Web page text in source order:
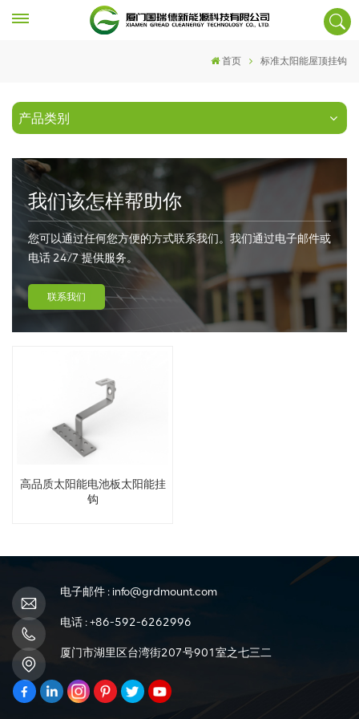
首页 标准太阳能屋顶挂钩
产品类别
我们该怎样帮助你
您可以通过任何您方便的方式联系我们。我们通过电子邮件或
电话 24/7 提供服务。
联系我们
高品质太阳能电池板太阳能挂
钩
电子邮件 : info@grdmount.com
电话 :+86-592-6262996
厦门市湖里区台湾街207号901室之七三二